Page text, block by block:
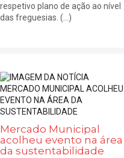
respetivo plano de ação ao nível
das freguesias. (...)
Mercado Municipal
acolheu evento na área
da sustentabilidade